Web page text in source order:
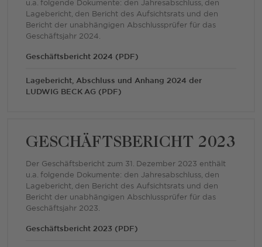
u.a. folgende Dokumente: den Jahresabschluss, den
Lagebericht, den Bericht des Aufsichtsrats und den
Bericht der unabhängigen Abschlussprüfer für das
Geschäftsjahr 2024.
Geschäftsbericht 2024 (PDF)
Lagebericht, Abschluss und Anhang 2024 der
LUDWIG BECK AG (PDF)
GESCHÄFTSBERICHT 2023
Der Geschäftsbericht zum 31. Dezember 2023 enthält
u.a. folgende Dokumente: den Jahresabschluss, den
Lagebericht, den Bericht des Aufsichtsrats und den
Bericht der unabhängigen Abschlussprüfer für das
Geschäftsjahr 2023.
Geschäftsbericht 2023 (PDF)